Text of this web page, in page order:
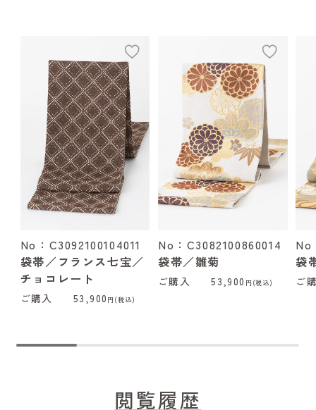
No：C3092100104011
袋帯／フランス七宝／
チョコレート
ご購入 53,900 円(税込)
No：C3082100860014
袋帯／雛菊
ご購入 53,900 円(税込)
No
袋
ご
閲覧履歴